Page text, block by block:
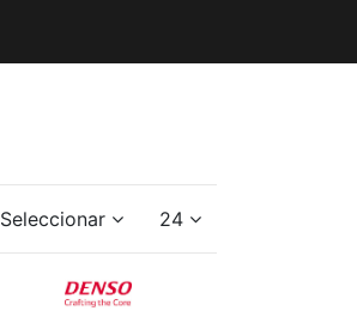
Seleccionar 24